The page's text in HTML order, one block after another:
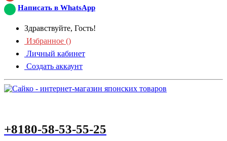
Написать в WhatsApp
Здравствуйте, Гость!
Избранное ()
Личный кабинет
Создать аккаунт
+8180-58-53-55-25